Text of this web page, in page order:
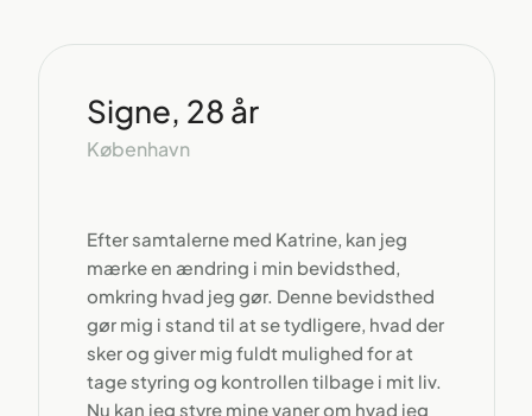
Signe, 28 år
København
Efter samtalerne med Katrine, kan jeg
mærke en ændring i min bevidsthed,
omkring hvad jeg gør. Denne bevidsthed
gør mig i stand til at se tydligere, hvad der
sker og giver mig fuldt mulighed for at
tage styring og kontrollen tilbage i mit liv.
Nu kan jeg styre mine vaner om hvad jeg